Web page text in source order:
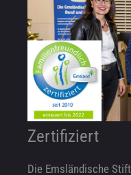
Zertifiziert
Die Emsländische